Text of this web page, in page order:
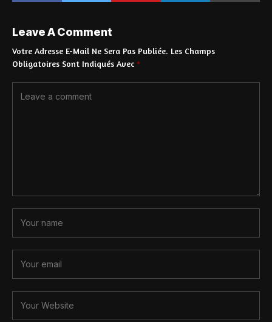
Leave A Comment
Votre Adresse E-Mail Ne Sera Pas Publiée. Les Champs
Obligatoires Sont Indiqués Avec *